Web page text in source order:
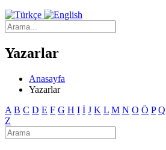
Yazarlar
Anasayfa
Yazarlar
A B C D E F G H I İ J K L M N O Ö P Q
Z